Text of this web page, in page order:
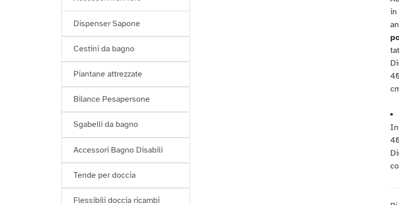
Dispenser Sapone
Cestini da bagno
Piantane attrezzate
Bilance Pesapersone
Sgabelli da bagno
Accessori Bagno Disabili
Tende per doccia
Flessibili doccia ricambi
in